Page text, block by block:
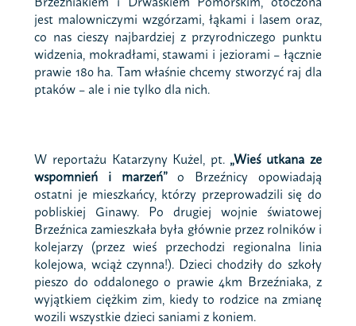
jest malowniczymi wzgórzami, łąkami i lasem oraz,
co nas cieszy najbardziej z przyrodniczego punktu
widzenia, mokradłami, stawami i jeziorami – łącznie
prawie 180 ha. Tam właśnie chcemy stworzyć raj dla
ptaków – ale i nie tylko dla nich.
W reportażu Katarzyny Kużel, pt.„Wieś utkana ze
wspomnień i marzeń”
o Brzeźnicy opowiadają
ostatni je mieszkańcy, którzy przeprowadzili się do
pobliskiej Ginawy. Po drugiej wojnie światowej
Brzeźnica zamieszkała była głównie przez rolników i
kolejarzy (przez wieś przechodzi regionalna linia
kolejowa, wciąż czynna!). Dzieci chodziły do szkoły
pieszo do oddalonego o prawie 4km Brzeźniaka, z
wyjątkiem ciężkim zim, kiedy to rodzice na zmianę
wozili wszystkie dzieci saniami z koniem.